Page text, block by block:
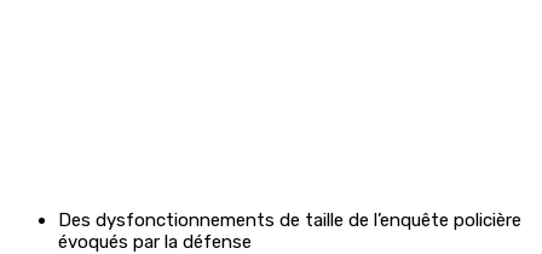
Des dysfonctionnements de taille de l’enquête policière
évoqués par la défense